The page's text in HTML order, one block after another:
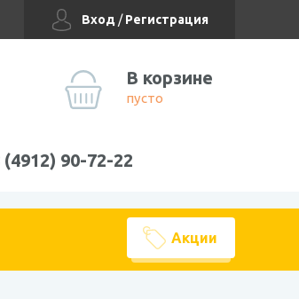
Вход /Регистрация
В корзине
пусто
90-72-22
Акции